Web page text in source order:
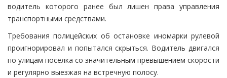
водитель которого ранее был лишен права управления
транспортными средствами.
Требования полицейских об остановке иномарки рулевой
проигнорировал и попытался скрыться. Водитель двигался
по улицам поселка со значительным превышением скорости
и регулярно выезжая на встречную полосу.